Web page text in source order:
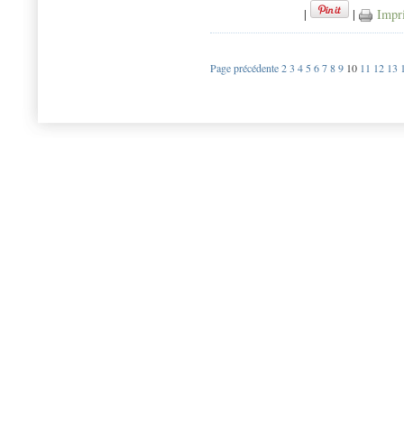
|
|
Page précédente23 4 5 6789 10 11 12 13